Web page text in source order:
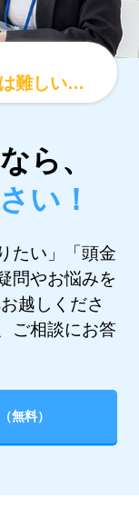
難しい…
ら、
い！
たい」「頭金
問やお悩みを
越しくださ
ご相談にお答
（無料）